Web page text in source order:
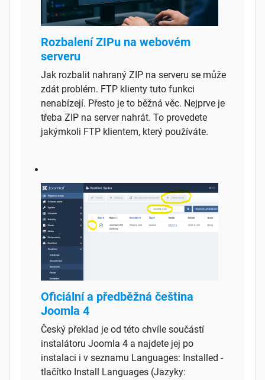
Rozbalení ZIPu na webovém
serveru
Jak rozbalit nahraný ZIP na serveru se může
zdát problém. FTP klienty tuto funkci
nenabízejí. Přesto je to běžná věc. Nejprve je
třeba ZIP na server nahrát. To provedete
jakýmkoli FTP klientem, který používáte.
Oficiální a předběžná čeština
Joomla 4
Český překlad je od této chvíle součástí
instalátoru Joomla 4 a najdete jej po
instalaci i v seznamu Languages: Installed -
tlačítko Install Languages (Jazyky: